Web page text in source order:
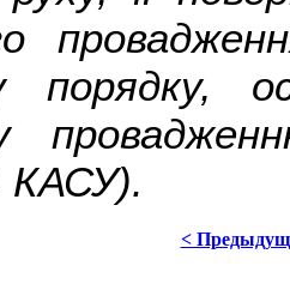
порядку,
КАСУ).
<